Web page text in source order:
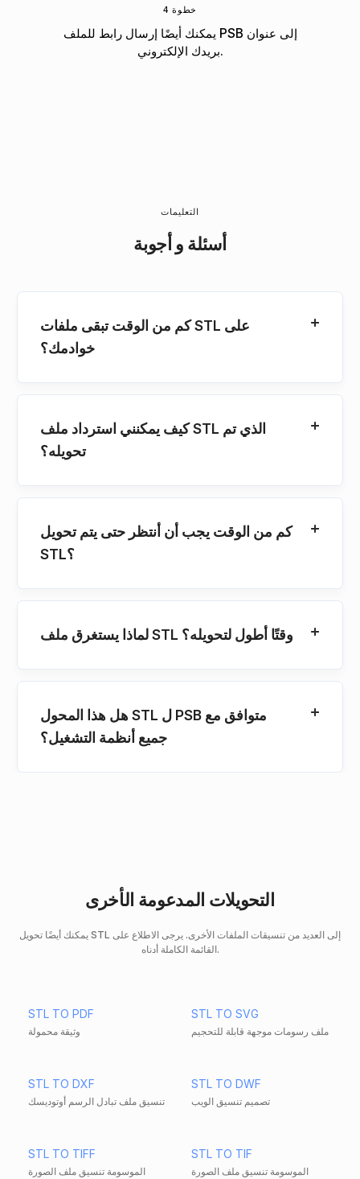
خطوة 4
يمكنك أيضًا إرسال رابط للملف PSB إلى عنوان
بريدك الإلكتروني.
التعليمات
أسئلة و أجوبة
كم من الوقت تبقى ملفات STL على
خوادمك؟
كيف يمكنني استرداد ملف STL الذي تم
تحويله؟
كم من الوقت يجب أن أنتظر حتى يتم تحويل
STL؟
لماذا يستغرق ملف STL وقتًا أطول لتحويله؟
هل هذا المحول STL ل PSB متوافق مع
جميع أنظمة التشغيل؟
التحويلات المدعومة الأخرى
يمكنك أيضًا تحويل STL إلى العديد من تنسيقات الملفات الأخرى. يرجى الاطلاع على
القائمة الكاملة أدناه.
STL TO PDF
وثيقة محمولة
STL TO SVG
ملف رسومات موجهة قابلة للتحجيم
STL TO DXF
تنسيق ملف تبادل الرسم أوتوديسك
STL TO DWF
تصميم تنسيق الويب
STL TO TIFF
الموسومة تنسيق ملف الصورة
STL TO TIF
الموسومة تنسيق ملف الصورة